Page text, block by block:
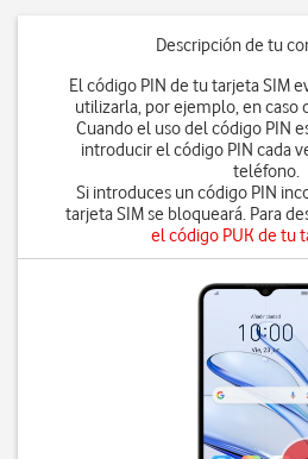
Descripción de tu
El código PIN de tu tarjeta SIM
utilizarla, por ejemplo, en caso
Cuando el uso del código PIN
introducir el código PIN cada
teléfono.
Si introduces un código PIN
tarjeta SIM se bloqueará. Para
el código PUK de tu